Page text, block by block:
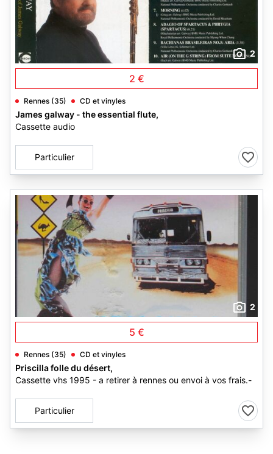
2
2 €
Rennes (35) CD et vinyles
James galway - the essential flute,
Cassette audio
Particulier
2
5 €
Rennes (35) CD et vinyles
Priscilla folle du désert,
Cassette vhs 1995 - a retirer à rennes ou envoi à vos frais.-
Particulier